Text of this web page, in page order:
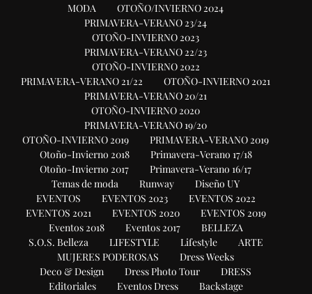
MODA
OTOÑO/INVIERNO 2024
PRIMAVERA-VERANO 23/24
OTOÑO-INVIERNO 2023
PRIMAVERA-VERANO 22/23
OTOÑO-INVIERNO 2022
PRIMAVERA-VERANO 21/22
OTOÑO-INVIERNO 2021
PRIMAVERA-VERANO 20/21
OTOÑO-INVIERNO 2020
PRIMAVERA-VERANO 19/20
OTOÑO-INVIERNO 2019
PRIMAVERA-VERANO 2019
Otoño-Invierno 2018
Primavera-Verano 17/18
Otoño-Invierno 2017
Primavera-Verano 16/17
Temas de moda
Runway
Diseño UY
EVENTOS
EVENTOS 2023
EVENTOS 2022
EVENTOS 2021
EVENTOS 2020
EVENTOS 2019
Eventos 2018
Eventos 2017
BELLEZA
S.O.S. Belleza
LIFESTYLE Lifestyle
ARTE
MUJERES PODEROSAS
Dress Weeks
Deco & Design
Dress Photo Tour
DRESS
Editoriales
Eventos Dress
Backstage